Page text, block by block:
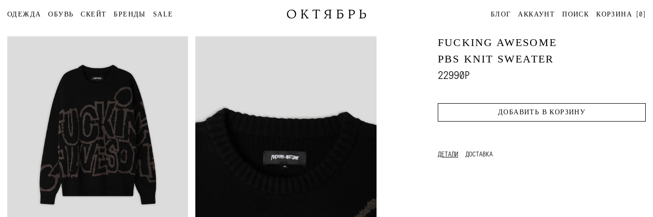
ОДЕЖДА ОБУВЬ СКЕЙТ БРЕНДЫ SALE БЛОГ АККАУНТ ПОИСК КОРЗИНА [0]
FUCKING AWESOME
PBS KNIT SWEATER
22990Р
ДОБАВИТЬ В КОРЗИНУ
ДЕТАЛИ ДОСТАВКА